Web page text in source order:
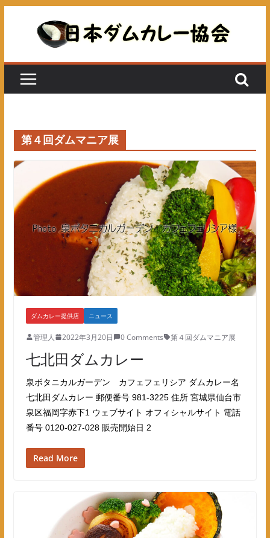
ン
第４回ダムマニア展
ダムカレー提供店 ニュース
管理人 2022年3月20日 0 Comments 第４回ダムマニア展
七北田ダムカレー
泉ボタニカルガーデン カフェフェリシア ダムカレー名
七北田ダムカレー 郵便番号 981-3225 住所 宮城県仙台市
泉区福岡字赤下1 ウェブサイト オフィシャルサイト 電話
番号 0120-027-028 販売開始日 2
Read More